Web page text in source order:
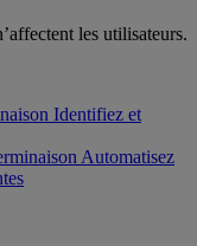
les utilisateurs.
Identifiez et
Automatisez